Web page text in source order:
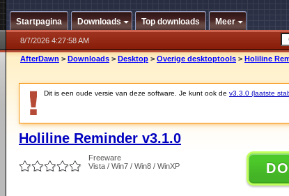
Startpagina Downloads Top downloads Meer
8/7/2026 4:27:58 AM
AfterDawn > Downloads > Desktop > Overige desktoptools > Holiline
Dit is een oude versie van deze software. Je kunt ook de v3.3.0 (laatste
Holiline Reminder v3.1.0
Freeware
Vista / Win7 / Win8 / WinXP